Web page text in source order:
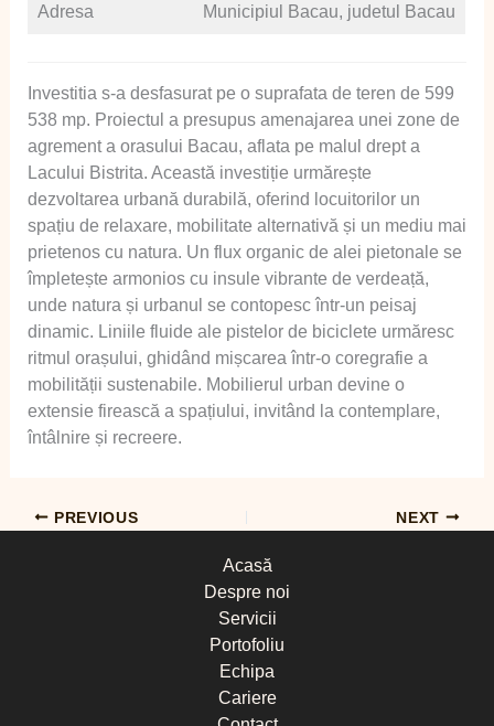
Adresa Municipiul Bacau, judetul Bacau
Investitia s-a desfasurat pe o suprafata de teren de 599
538 mp. Proiectul a presupus amenajarea unei zone de
agrement a orasului Bacau, aflata pe malul drept a
Lacului Bistrita. Această investiție urmărește
dezvoltarea urbană durabilă, oferind locuitorilor un
spațiu de relaxare, mobilitate alternativă și un mediu mai
prietenos cu natura. Un flux organic de alei pietonale se
împletește armonios cu insule vibrante de verdeață,
unde natura și urbanul se contopesc într-un peisaj
dinamic. Liniile fluide ale pistelor de biciclete urmăresc
ritmul orașului, ghidând mișcarea într-o coregrafie a
mobilității sustenabile. Mobilierul urban devine o
extensie firească a spațiului, invitând la contemplare,
întâlnire și recreere.
PREVIOUS NEXT
Acasă
Despre noi
Servicii
Portofoliu
Echipa
Cariere